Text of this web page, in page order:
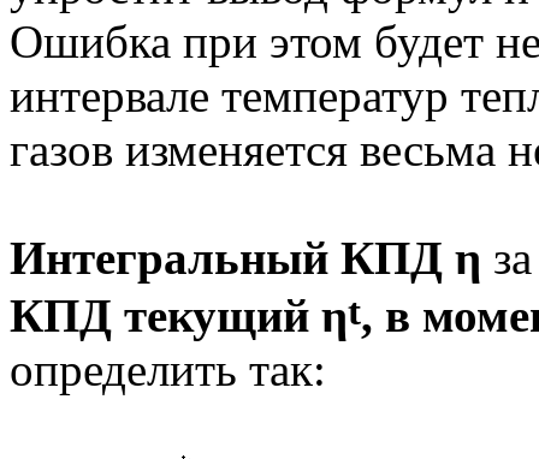
Ошибка при этом будет
интервале температур
газов изменяется весьма
Интегральный КПД η
КПД текущий ηt, в
определить так: